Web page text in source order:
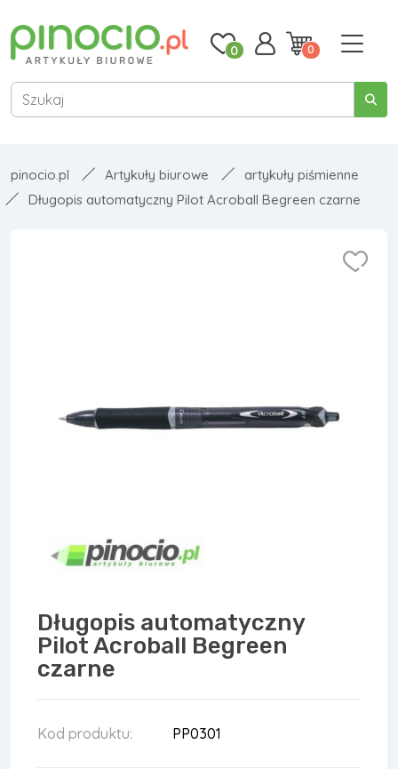
0 0
pinocio.pl Artykuły biurowe
artykuły piśmienne
Długopis automatyczny Pilot Acroball Begreen czarne
Długopis automatyczny
Pilot Acroball Begreen
czarne
Kod produktu: PP0301